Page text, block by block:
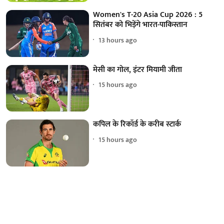
Women's T-20 Asia Cup 2026 : 5
सितंबर को भिड़ेंगे भारत-पाकिस्तान
13 hours ago
मेसी का गोल, इंटर मियामी जीता
15 hours ago
कपिल के रिकॉर्ड के करीब स्टार्क
15 hours ago